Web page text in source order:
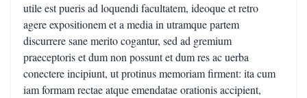
utile est pueris ad loquendi facultatem, ideoque et retro
agere expositionem et a media in utramque partem
discurrere sane merito cogantur, sed ad gremium
praeceptoris et dum non possunt et dum res ac uerba
conectere incipiunt, ut protinus memoriam firment: ita cum
iam formam rectae atque emendatae orationis accipient,